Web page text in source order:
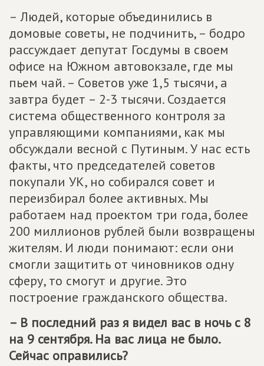
– Людей, которые объединились в
домовые советы, не подчинить, – бодро
рассуждает депутат Госдумы в своем
офисе на Южном автовокзале, где мы
пьем чай. – Советов уже 1,5 тысячи, а
завтра будет – 2-3 тысячи. Создается
система общественного контроля за
управляющими компаниями, как мы
обсуждали весной с Путиным. У нас есть
факты, что председателей советов
покупали УК, но собирался совет и
переизбирал более активных. Мы
работаем над проектом три года, более
200 миллионов рублей были возвращены
жителям. И люди понимают: если они
смогли защитить от чиновников одну
сферу, то смогут и другие. Это
построение гражданского общества.
– В последний раз я видел вас в ночь с 8
на 9 сентября. На вас лица не было.
Сейчас оправились?